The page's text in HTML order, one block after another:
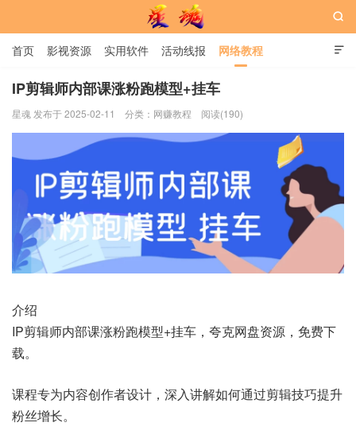
星魂网

首页 影视资源 实用软件 活动线报 网络教程
用户中心 书籍 娱乐

IP剪辑师内部课涨粉跑模型+挂车
星魂 发布于 2025-02-11 分类： 网赚教程 阅读(190)
介绍
IP剪辑师内部课涨粉跑模型+挂车，夸克网盘资源，免费下
载。
课程专为内容创作者设计，深入讲解如何通过剪辑技巧提升
粉丝增长。